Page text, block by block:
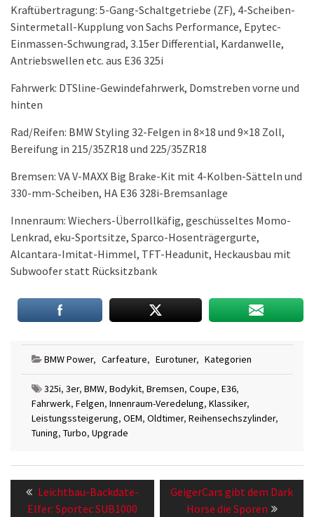
Kraftübertragung: 5-Gang-Schaltgetriebe (ZF), 4-Scheiben-
Sintermetall-Kupplung von Sachs Performance, Epytec-
Einmassen-Schwungrad, 3.15er Differential, Kardanwelle,
Antriebswellen etc. aus E36 325i
Fahrwerk: DTSline-Gewindefahrwerk, Domstreben vorne und
hinten
Rad/Reifen: BMW Styling 32-Felgen in 8×18 und 9×18 Zoll,
Bereifung in 215/35ZR18 und 225/35ZR18
Bremsen: VA V-MAXX Big Brake-Kit mit 4-Kolben-Sätteln und
330-mm-Scheiben, HA E36 328i-Bremsanlage
Innenraum: Wiechers-Überrollkäfig, geschüsseltes Momo-
Lenkrad, eku-Sportsitze, Sparco-Hosenträgergurte,
Alcantara-Imitat-Himmel, TFT-Headunit, Heckausbau mit
Subwoofer statt Rücksitzbank
BMW Power, Carfeature, Eurotuner, Kategorien
325i, 3er, BMW, Bodykit, Bremsen, Coupe, E36,
Fahrwerk, Felgen, Innenraum-Veredelung, Klassiker,
Leistungssteigerung, OEM, Oldtimer, Reihensechszylinder,
Tuning, Turbo, Upgrade
Beitragsnavigation
Previous
post:
Leichtbau-Backdate-
Elfer: Sportec SUB1000
Next
post:
GeigerCars gibt dem Dark
Horse die Sporen